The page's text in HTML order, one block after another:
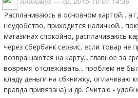
расплачиваюсь в основном картой... а где нет возможности...
неудобство, приходится наличкой...
магазинах спокойно, расплачиваюсь
через сбербанк сервис, если товар не
возвращаются на карту... главное за
вовремя отслеживать... проблем не
кладу деньги на сбкнижку, оплачиваю
правда привязана) и др. Считаю -